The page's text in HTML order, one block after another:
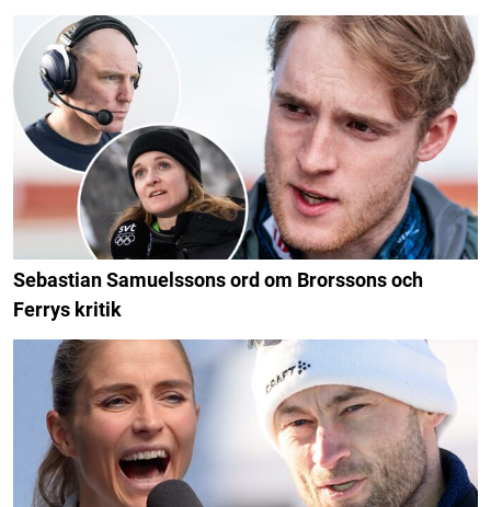
Sebastian Samuelssons ord om Brorssons och
Ferrys kritik